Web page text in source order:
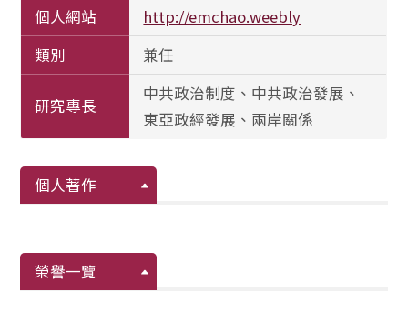
個人網站
http://emchao.weebly
類別
兼任
研究專長
中共政治制度、中共政治發展、
東亞政經發展、兩岸關係
個人著作
榮譽一覽